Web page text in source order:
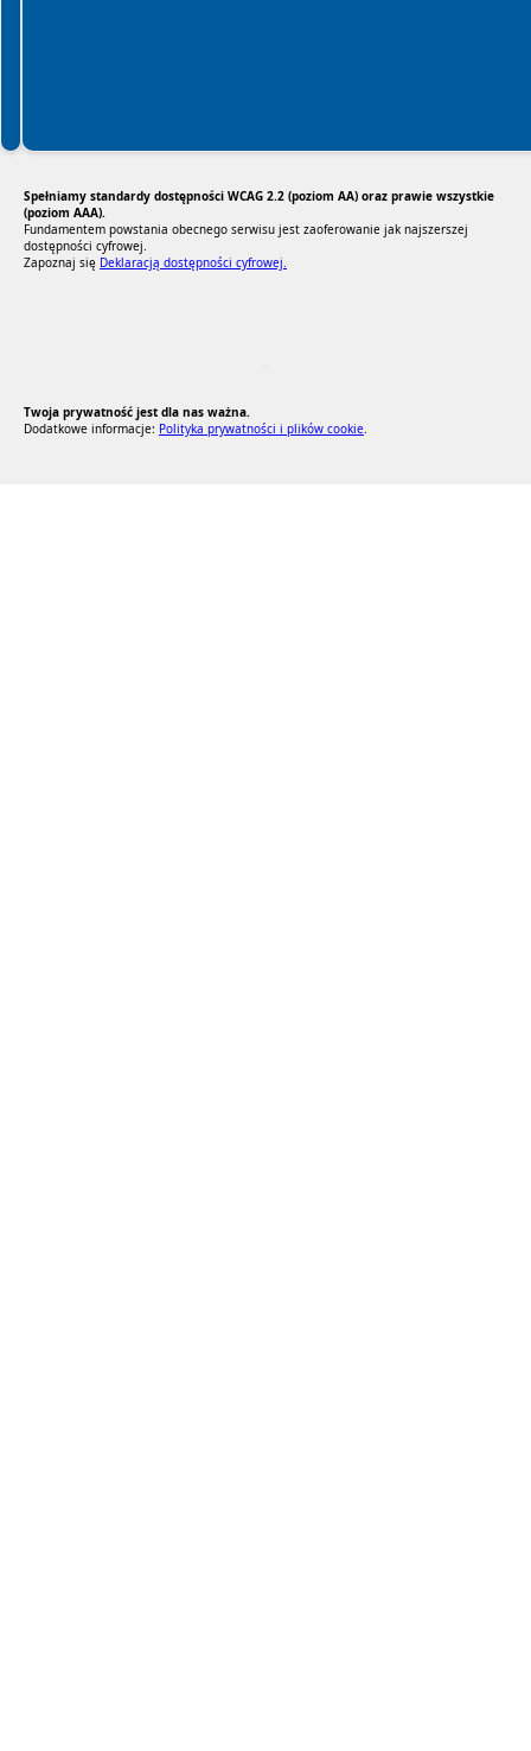
Spełniamy standardy dostępności WCAG 2.2 (poziom AA) oraz prawie wszystkie
(poziom AAA).
Fundamentem powstania obecnego serwisu jest zaoferowanie jak najszerszej
dostępności cyfrowej.
Zapoznaj się Deklaracją dostępności cyfrowej.
Twoja prywatność jest dla nas ważna.
Dodatkowe informacje: Polityka prywatności i plików cookie